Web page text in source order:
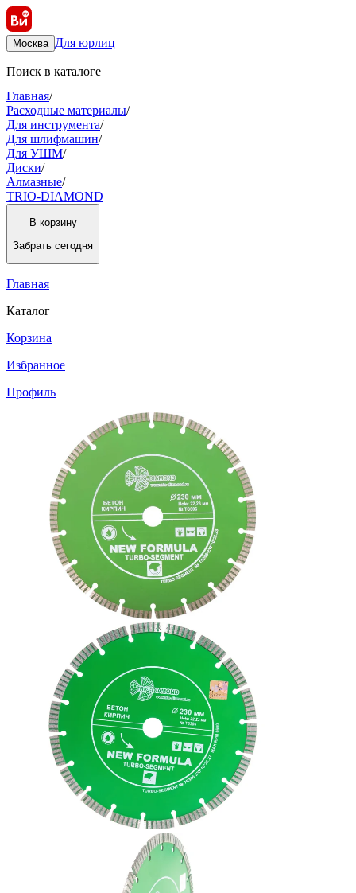
Москва Для юрлиц
Поиск в каталоге
Главная/
Расходные материалы/
Для инструмента/
Для шлифмашин/
Для УШМ/
Диски/
Алмазные/
TRIO-DIAMOND
В корзину
Забрать сегодня
Главная
Каталог
Корзина
Избранное
Профиль